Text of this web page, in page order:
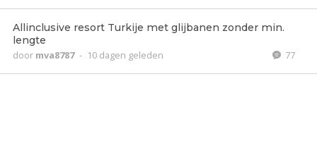
Allinclusive resort Turkije met glijbanen zonder min.
lengte
door mva8787 - 10 dagen geleden 77